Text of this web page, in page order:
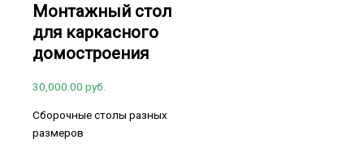
Монтажный стол
для каркасного
домостроения
30,000.00 руб.
Сборочные столы разных
размеров